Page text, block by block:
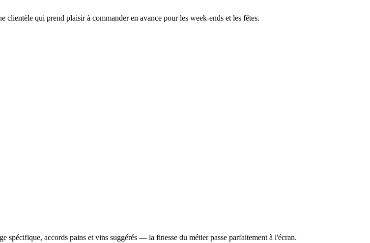
qui prend plaisir à commander en avance pour les week-ends et les fêtes.
spécifique, accords pains et vins suggérés — la finesse du métier passe parfaitement à l'écran.